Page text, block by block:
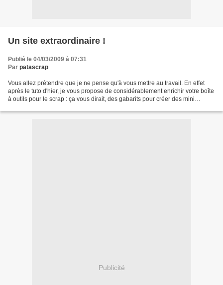
Un site extraordinaire !
Publié le 04/03/2009 à 07:31
Par patascrap
Vous allez prétendre que je ne pense qu'à vous mettre au travail. En effet
après le tuto d'hier, je vous propose de considérablement enrichir votre boîte
à outils pour le scrap : ça vous dirait, des gabarits pour créer des mini
Publicité